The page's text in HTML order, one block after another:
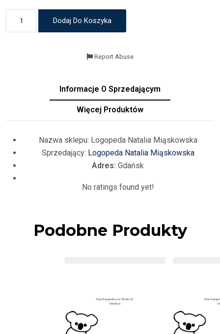
Dodaj Do Koszyka
Report Abuse
Informacje O Sprzedającym
Więcej Produktów
Nazwa sklepu: Logopeda Natalia Miąskowska
Sprzedający: Logopeda Natalia Miąskowska
Adres: Gdańsk
No ratings found yet!
Podobne Produkty